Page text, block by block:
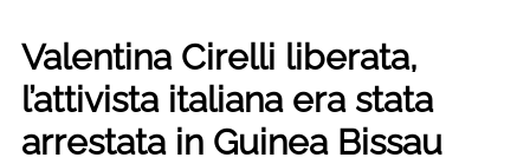
Valentina Cirelli liberata,
l’attivista italiana era stata
arrestata in Guinea Bissau